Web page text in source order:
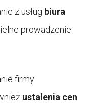
z usług biura
prowadzenie
firmy
ustalenia cen